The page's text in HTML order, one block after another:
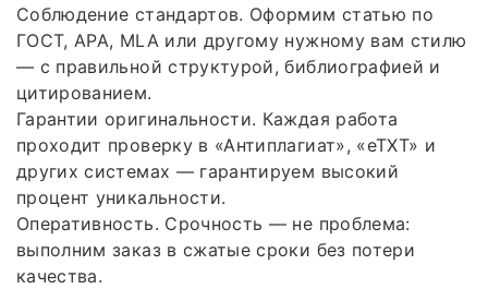
Соблюдение стандартов. Оформим статью по
ГОСТ, APA, MLA или другому нужному вам стилю
— с правильной структурой, библиографией и
цитированием.
Гарантии оригинальности. Каждая работа
проходит проверку в «Антиплагиат», «eTXT» и
других системах — гарантируем высокий
процент уникальности.
Оперативность. Срочность — не проблема:
выполним заказ в сжатые сроки без потери
качества.